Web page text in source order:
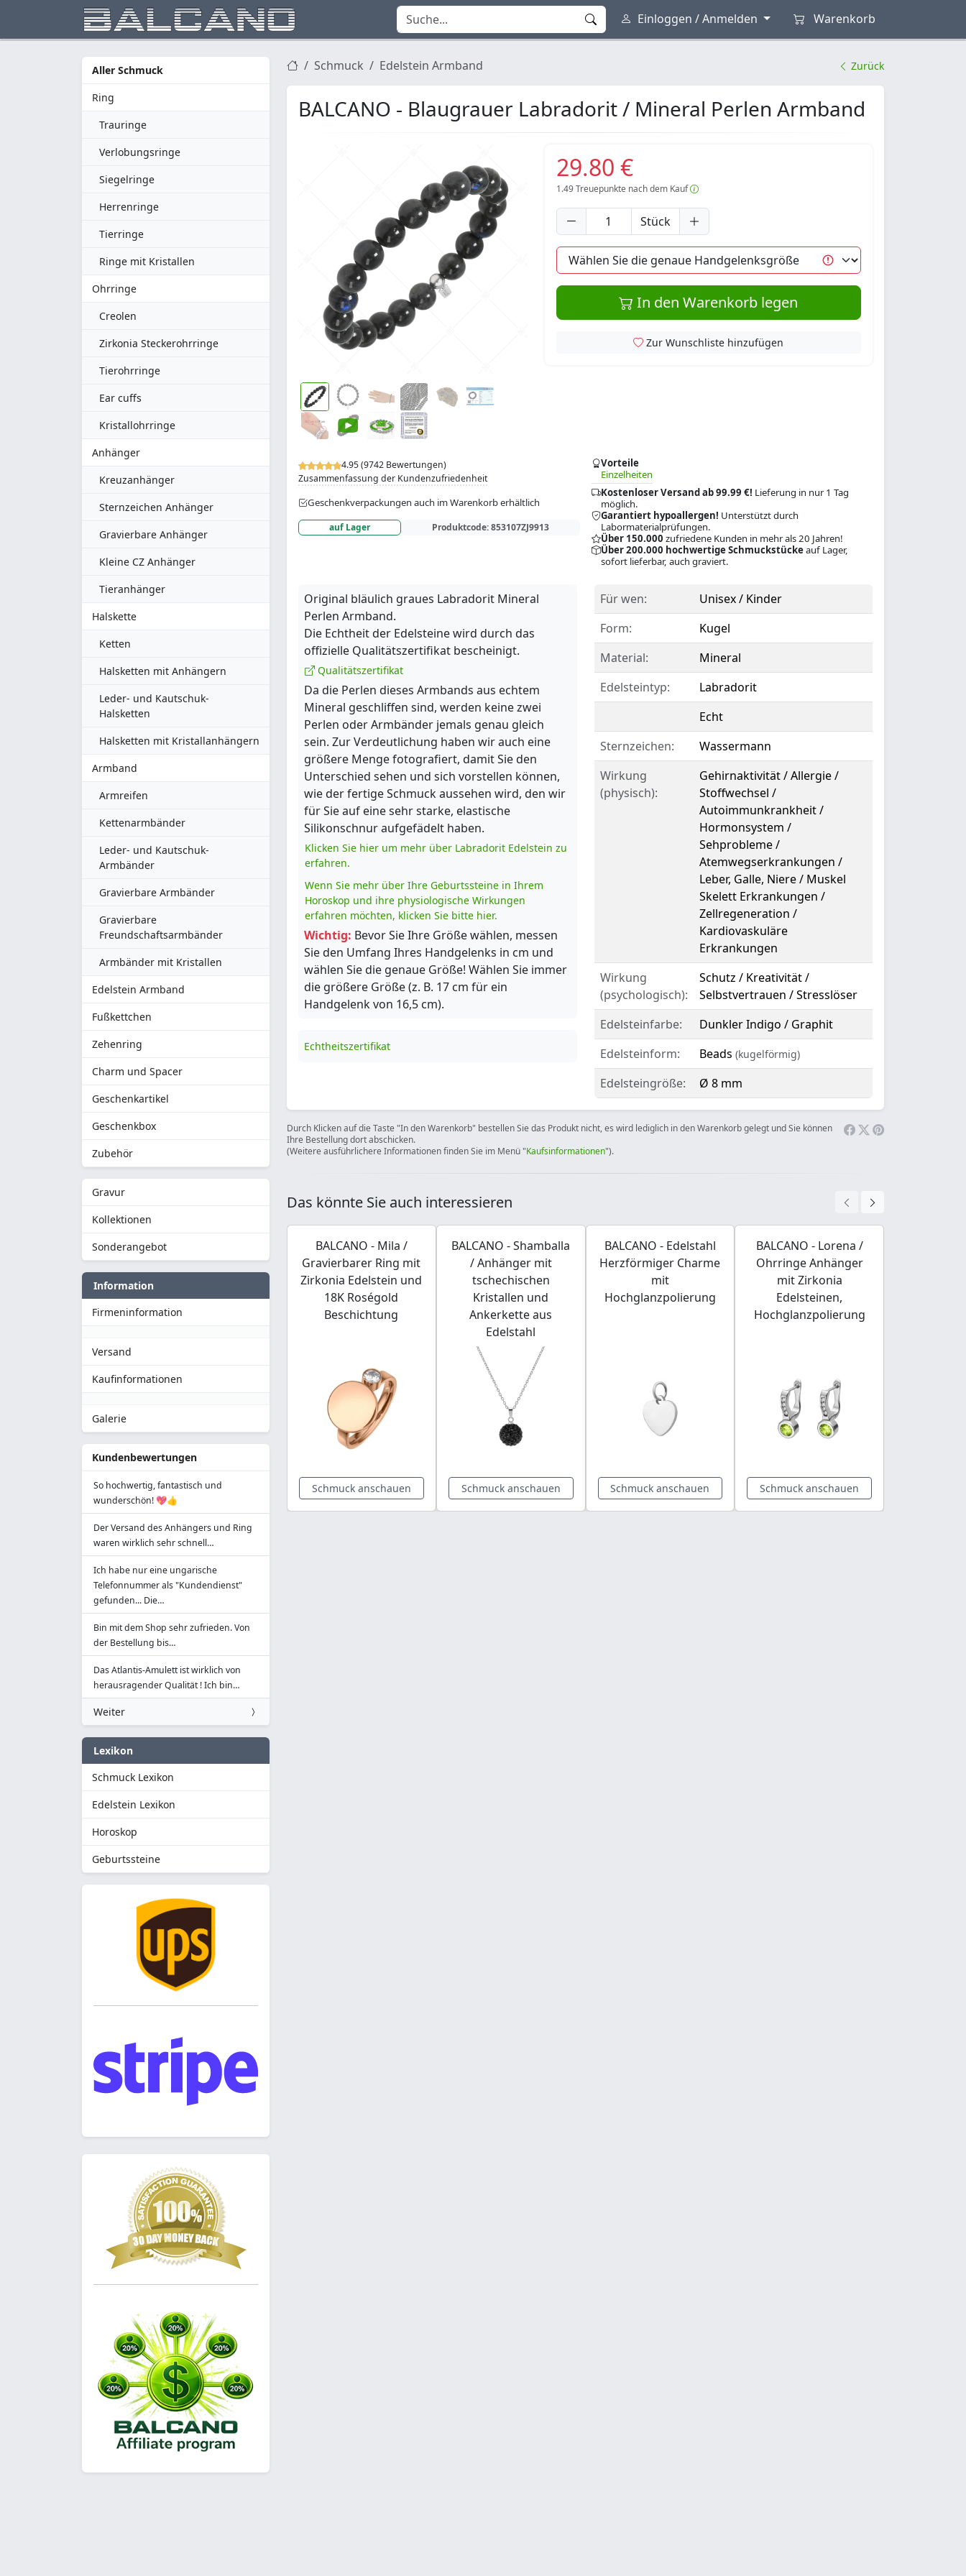
Einloggen / Anmelden Warenkorb
Aller Schmuck
Ring
Trauringe
Verlobungsringe
Siegelringe
Herrenringe
Tierringe
Ringe mit Kristallen
Ohrringe
Creolen
Zirkonia Steckerohrringe
Tierohrringe
Ear cuffs
Kristallohrringe
Anhänger
Kreuzanhänger
Sternzeichen Anhänger
Gravierbare Anhänger
Kleine CZ Anhänger
Tieranhänger
Halskette
Ketten
Halsketten mit Anhängern
Leder- und Kautschuk-
Halsketten
Halsketten mit Kristallanhängern
Armband
Armreifen
Kettenarmbänder
Leder- und Kautschuk-
Armbänder
Gravierbare Armbänder
Gravierbare
Freundschaftsarmbänder
Armbänder mit Kristallen
Edelstein Armband
Fußkettchen
Zehenring
Charm und Spacer
Geschenkartikel
Geschenkbox
Zubehör
Gravur
Kollektionen
Sonderangebot
Information
Firmeninformation
Versand
Kaufinformationen
Galerie
Kundenbewertungen
So hochwertig, fantastisch und
wunderschön! 💖👍
Der Versand des Anhängers und Ring
waren wirklich sehr schnell…
Ich habe nur eine ungarische
Telefonnummer als "Kundendienst"
gefunden... Die…
Bin mit dem Shop sehr zufrieden. Von
der Bestellung bis…
Das Atlantis-Amulett ist wirklich von
herausragender Qualität ! Ich bin…
Weiter
Lexikon
Schmuck Lexikon
Edelstein Lexikon
Horoskop
Geburtssteine
Schmuck Edelstein Armband Zurück
BALCANO - Blaugrauer Labradorit / Mineral Perlen Armband
4.95 (9742 Bewertungen)
Zusammenfassung der Kundenzufriedenheit
Geschenkverpackungen auch im Warenkorb erhältlich
auf Lager Produktcode:853107ZJ9913
Vorteile
Einzelheiten
Kostenloser Versand ab 99.99 €! Lieferung in nur 1 Tag
möglich.
Garantiert hypoallergen! Unterstützt durch
Labormaterialprüfungen.
Über 150.000 zufriedene Kunden in mehr als 20 Jahren!
Über 200.000 hochwertige Schmuckstückeauf Lager,
sofort lieferbar, auch graviert.
29.80 €
1.49Treuepunkte nach dem Kauf
Stück
In den Warenkorb legen
Zur Wunschliste hinzufügen
Original bläulich graues Labradorit Mineral
Perlen Armband.
Die Echtheit der Edelsteine wird durch das
offizielle Qualitätszertifikat bescheinigt.
Qualitätszertifikat
Da die Perlen dieses Armbands aus echtem
Mineral geschliffen sind, werden keine zwei
Perlen oder Armbänder jemals genau gleich
sein. Zur Verdeutlichung haben wir auch eine
größere Menge fotografiert, damit Sie den
Unterschied sehen und sich vorstellen können,
wie der fertige Schmuck aussehen wird, den wir
für Sie auf eine sehr starke, elastische
Silikonschnur aufgefädelt haben.
Klicken Sie hier um mehr über Labradorit Edelstein zu
erfahren.
Wenn Sie mehr über Ihre Geburtssteine in Ihrem
Horoskop und ihre physiologische Wirkungen
erfahren möchten, klicken Sie bitte hier.
Wichtig: Bevor Sie Ihre Größe wählen, messen
Sie den Umfang Ihres Handgelenks in cm und
wählen Sie die genaue Größe! Wählen Sie immer
die größere Größe (z. B. 17 cm für ein
Handgelenk von 16,5 cm).
Echtheitszertifikat
Für wen:
Unisex / Kinder
Form:
Kugel
Material:
Mineral
Edelsteintyp:
Labradorit
Echt
Sternzeichen:
Wassermann
Wirkung
(physisch):
Gehirnaktivität / Allergie /
Stoffwechsel /
Autoimmunkrankheit /
Hormonsystem /
Sehprobleme /
Atemwegserkrankungen /
Leber, Galle, Niere / Muskel
Skelett Erkrankungen /
Zellregeneration /
Kardiovaskuläre
Erkrankungen
Wirkung
(psychologisch):
Schutz / Kreativität /
Selbstvertrauen / Stresslöser
Edelsteinfarbe:
Dunkler Indigo / Graphit
Edelsteinform:
Beads (kugelförmig)
Edelsteingröße: Ø 8 mm
Durch Klicken auf die Taste "In den Warenkorb" bestellen Sie das Produkt nicht, es wird lediglich in den Warenkorb gelegt und Sie können
Ihre Bestellung dort abschicken.
(Weitere ausführlichere Informationen finden Sie im Menü "Kaufsinformationen").
Das könnte Sie auch interessieren
BALCANO - Mila /
Gravierbarer Ring mit
Zirkonia Edelstein und
18K Roségold
Beschichtung
Schmuck anschauen
BALCANO - Shamballa
/ Anhänger mit
tschechischen
Kristallen und
Ankerkette aus
Edelstahl
Schmuck anschauen
BALCANO - Edelstahl
Herzförmiger Charme
mit
Hochglanzpolierung
Schmuck anschauen
BALCANO - Lorena /
Ohrringe Anhänger
mit Zirkonia
Edelsteinen,
Hochglanzpolierung
Schmuck anschauen